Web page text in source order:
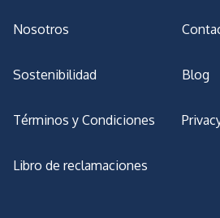
Nosotros
Sostenibilidad Blog
Términos y Condiciones
Libro de reclamaciones